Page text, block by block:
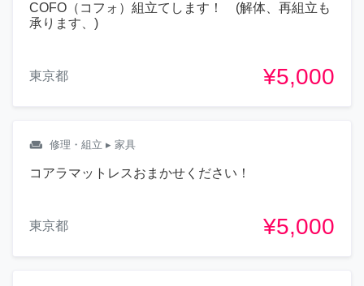
COFO（コフォ）組立てします！ (解体、再組立も
承ります、)
東京都 ¥5,000
weekend 修理・組立 ▸ 家具
コアラマットレスおまかせください！
東京都 ¥5,000